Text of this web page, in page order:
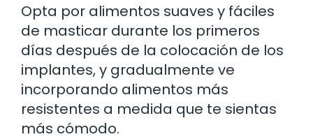
Opta por alimentos suaves y fáciles
de masticar durante los primeros
días después de la colocación de los
implantes, y gradualmente ve
incorporando alimentos más
resistentes a medida que te sientas
más cómodo.